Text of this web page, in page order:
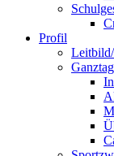
Profil
Ganztag